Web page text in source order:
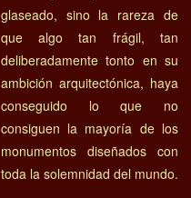
glaseado, sino la rareza de
que algo tan frágil, tan
deliberadamente tonto en su
ambición arquitectónica, haya
conseguido lo que no
consiguen la mayoría de los
monumentos diseñados con
toda la solemnidad del mundo.